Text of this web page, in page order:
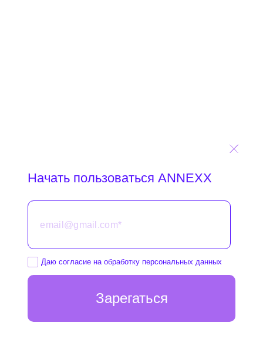
Начать пользоваться ANNEXX
Даю согласие на обработку персональных данных
Зарегаться